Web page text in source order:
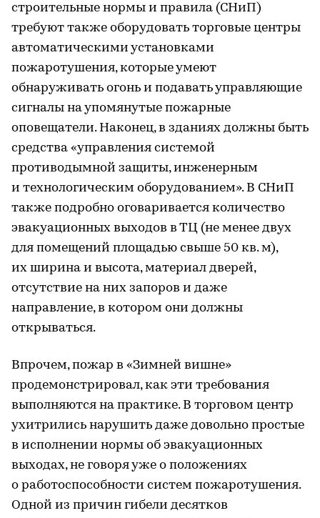
строительные нормы и правила (СНиП)
требуют также оборудовать торговые центры
автоматическими установками
пожаротушения, которые умеют
обнаруживать огонь и подавать управляющие
сигналы на упомянутые пожарные
оповещатели. Наконец, в зданиях должны быть
средства «управления системой
противодымной защиты, инженерным
и технологическим оборудованием». В СНиП
также подробно оговаривается количество
эвакуационных выходов в ТЦ (не менее двух
для помещений площадью свыше 50 кв. м),
их ширина и высота, материал дверей,
отсутствие на них запоров и даже
направление, в котором они должны
открываться.
Впрочем, пожар в «Зимней вишне»
продемонстрировал, как эти требования
выполняются на практике. В торговом центр
ухитрились нарушить даже довольно простые
в исполнении нормы об эвакуационных
выходах, не говоря уже о положениях
о работоспособности систем пожаротушения.
Одной из причин гибели десятков